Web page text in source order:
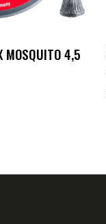
MOSQUITO 4,5